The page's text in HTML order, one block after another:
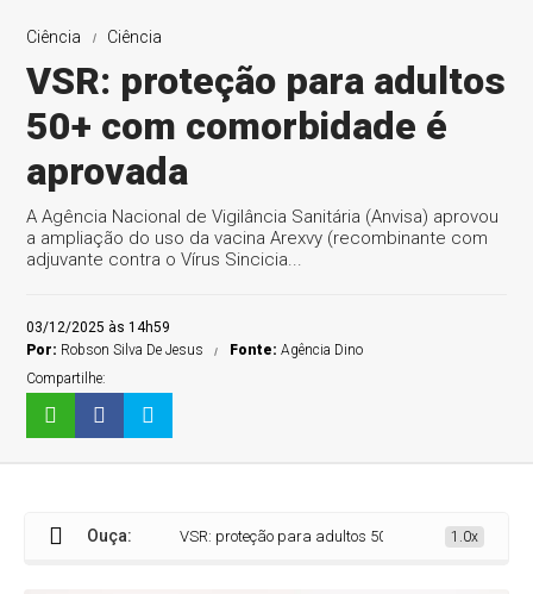
Ciência Ciência
VSR: proteção para adultos
50+ com comorbidade é
aprovada
A Agência Nacional de Vigilância Sanitária (Anvisa) aprovou
a ampliação do uso da vacina Arexvy (recombinante com
adjuvante contra o Vírus Sincicia...
03/12/2025 às 14h59
Por: Robson Silva De Jesus Fonte:Agência Dino
Compartilhe:
Ouça: VSR: proteção para adultos 50+ com comorbidade é
1.0x